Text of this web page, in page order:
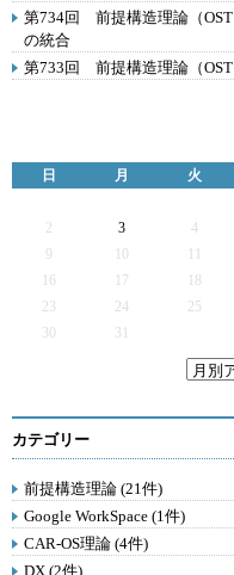
第734回 前提構造理論（OST
の統合
第733回 前提構造理論（
日 月 火
2
3 4
9
16
17
23
24 25
30
31
カテゴリー
前提構造理論 (21件)
Google WorkSpace (1件)
CAR-OS理論 (4件)
DX (2件)